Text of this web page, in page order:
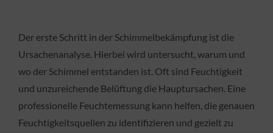
Der erste Schritt in der Schimmelbekämpfung ist die
Ursachenanalyse. Hierbei wird untersucht, warum und
wo der Schimmel entstanden ist. Oft sind Feuchtigkeit
und unzureichende Belüftung die Hauptursachen. Eine
professionelle Feuchtemessung kann helfen, die genauen
Feuchtigkeitsquellen zu identifizieren und gezielt zu